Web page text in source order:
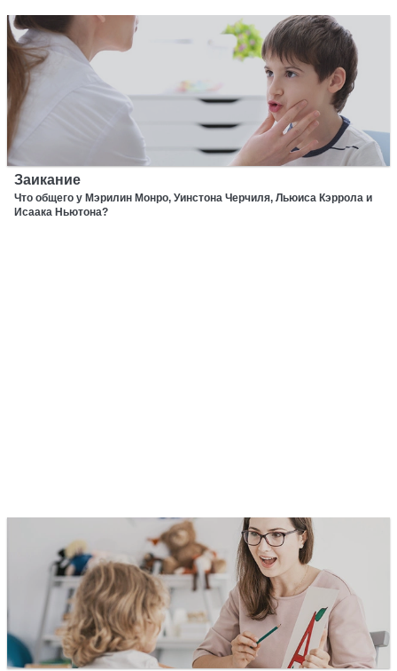
Заикание
Что общего у Мэрилин Монро, Уинстона Черчиля, Льюиса Кэррола и
Исаака Ньютона?